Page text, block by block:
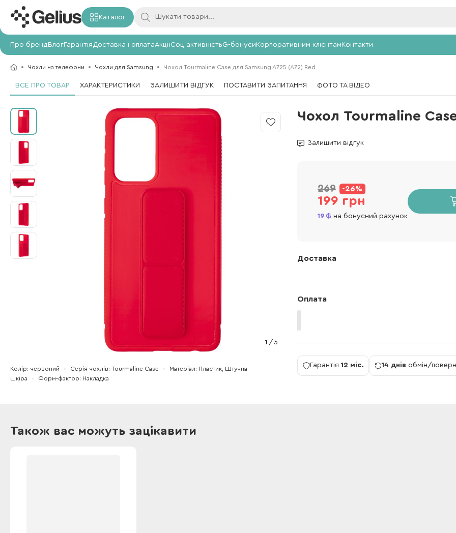
Каталог
Про брендБлогГарантія Доставка і оплатаАкціїСоц активністьG-бонусиКорпоративним клієнтамКонтакти
Чохли на телефони Чохли для Samsung Чохол Tourmaline Case для Samsung A725 (A72) Red
ВСЕ ПРО ТОВАР ХАРАКТЕРИСТИКИ ЗАЛИШИТИ ВІДГУК ПОСТАВИТИ ЗАПИТАННЯ ФОТО ТА ВІДЕО
Чохол Tourmaline
Залишити відгук
1 /5
Колір червоний Серія чохлів Tourmaline Case Матеріал
Пластик, Штучна
шкіра
Форм-фактор Накладка
269 -26%
199 грн
19 на бонусний рахунок
Доставка
Оплата
Гарантія 12 міс. 14 днів обмін/
Також вас можуть зацікавити